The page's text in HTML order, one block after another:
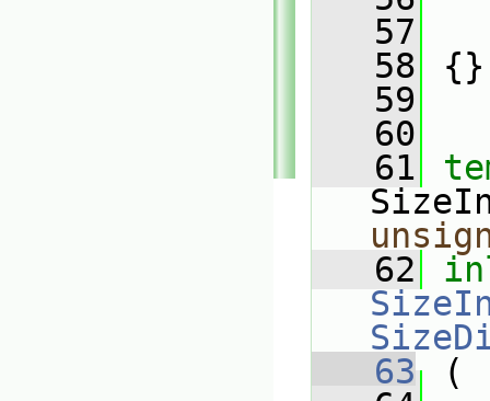
   57
   58
{}
   59
   60
   61
   62
   63
(